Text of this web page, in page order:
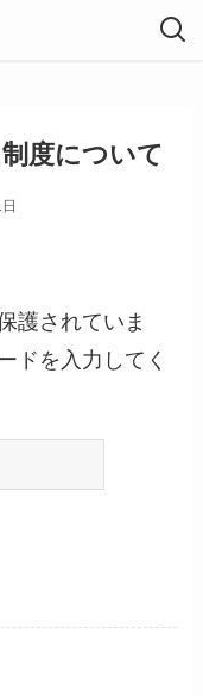
度について
護されていま
ドを入力してく